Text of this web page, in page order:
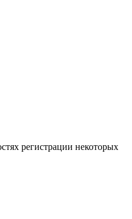
регистрации некоторых